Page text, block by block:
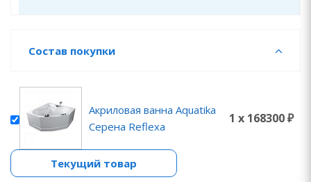
Состав покупки
Акриловая ванна Aquatika
Серена Reflexa
1 x 168300 ₽
Текущий товар